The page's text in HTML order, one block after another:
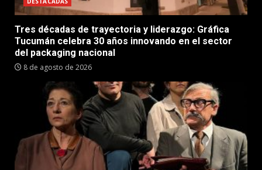
Tres décadas de trayectoria y liderazgo: Gráfica
Tucumán celebra 30 años innovando en el sector
del packaging nacional
8 de agosto de 2026